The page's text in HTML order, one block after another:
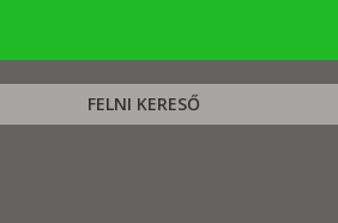
FELNI KERESŐ